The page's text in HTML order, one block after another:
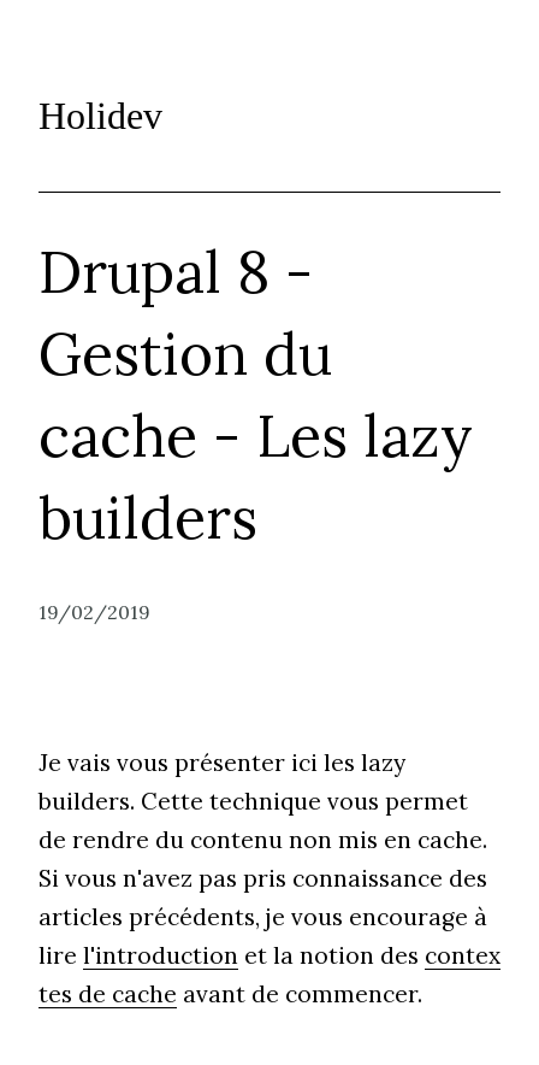
Holidev
Drupal 8 -
Gestion du
cache - Les lazy
builders
19/02/2019
Je vais vous présenter ici les lazy
builders. Cette technique vous permet
de rendre du contenu non mis en cache.
Si vous n'avez pas pris connaissance des
articles précédents, je vous encourage à
lire l'introduction et la notion des contex
tes de cache avant de commencer.